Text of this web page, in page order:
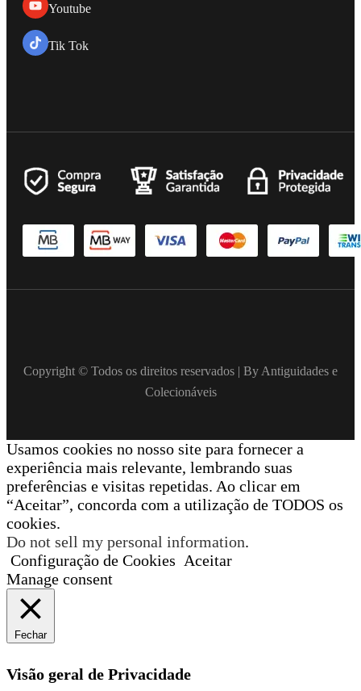
Youtube
Tik Tok
Copyright © Todos os direitos reservados | By Antiguidades e
Colecionáveis
Usamos cookies no nosso site para fornecer a
experiência mais relevante, lembrando suas
preferências e visitas repetidas. Ao clicar em
“Aceitar”, concorda com a utilização de TODOS os
cookies.
Do not sell my personal information.
Configuração de Cookies Aceitar
Manage consent
Fechar
Visão geral de Privacidade